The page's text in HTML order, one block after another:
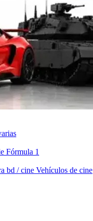
Fórmula 1
bd / cine Vehículos de cine